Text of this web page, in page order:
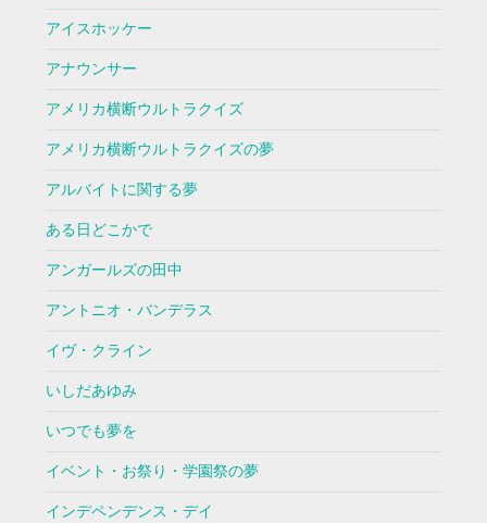
アイスホッケー
アナウンサー
アメリカ横断ウルトラクイズ
アメリカ横断ウルトラクイズの夢
アルバイトに関する夢
ある日どこかで
アンガールズの田中
アントニオ・バンデラス
イヴ・クライン
いしだあゆみ
いつでも夢を
イベント・お祭り・学園祭の夢
インデペンデンス・デイ